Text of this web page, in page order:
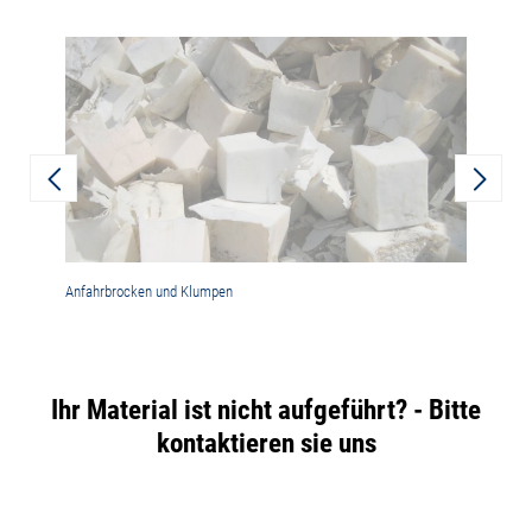
Anfahrbrocken und Klumpen
Ihr Material ist nicht aufgeführt? - Bitte
kontaktieren sie uns